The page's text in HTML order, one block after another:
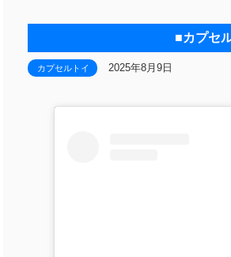
■カプセ
カプセルトイ 2025年8月9日